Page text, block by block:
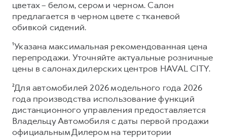
цветах – белом, сером и черном. Салон
предлагается в черном цвете с тканевой
обивкой сидений.
¹Указана максимальная рекомендованная цена
перепродажи. Уточняйте актуальные розничные
цены в салонах дилерских центров HAVAL CITY.
²Для автомобилей 2026 модельного года 2026
года производства использование функций
дистанционного управления предоставляется
Владельцу Автомобиля с даты первой продажи
официальным Дилером на территории